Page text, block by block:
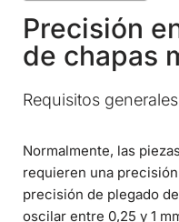
Precisión
de chapas
Requisitos
Normalmente, las
requieren una
precisión de plegado
oscilar entre 0,25 y 1